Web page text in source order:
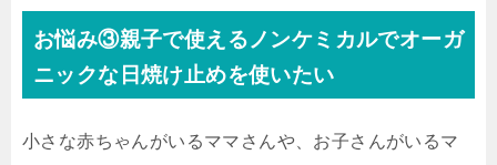
お悩み③親子で使えるノンケミカルでオーガ
ニックな日焼け止めを使いたい
小さな赤ちゃんがいるママさんや、お子さんがいるマ